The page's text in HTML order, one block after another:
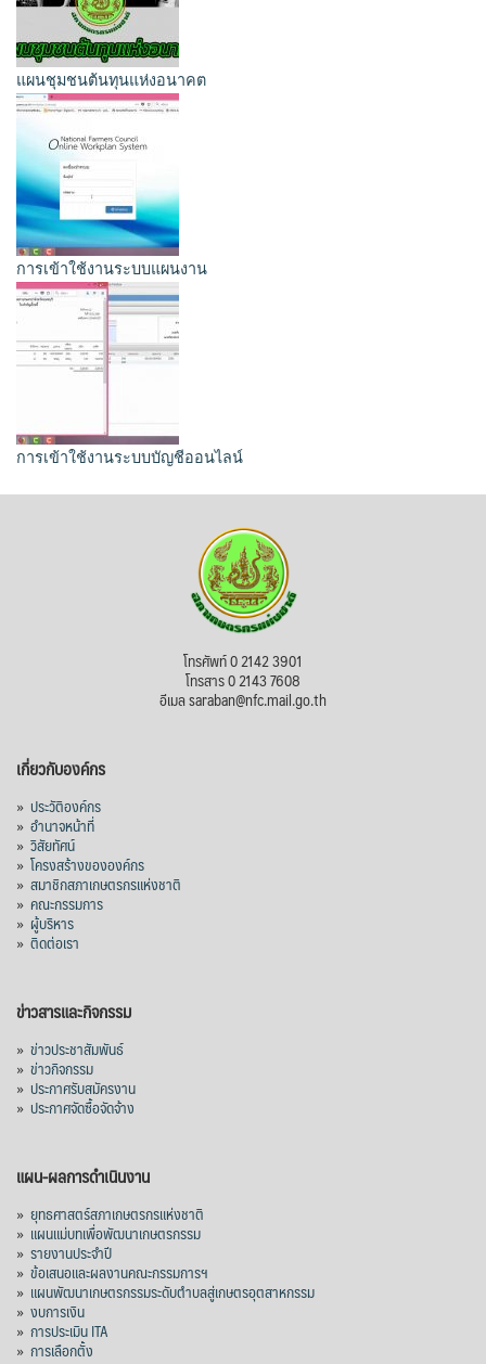
แผนชุมชนต้นทุนแห่งอนาคต
การเข้าใช้งานระบบแผนงาน
การเข้าใช้งานระบบบัญชีออนไลน์
โทรศัพท์ 0 2142 3901
โทรสาร 0 2143 7608
อีเมล saraban@nfc.mail.go.th
เกี่ยวกับองค์กร
» ประวัติองค์กร
» อำนาจหน้าที่
» วิสัยทัศน์
» โครงสร้างขององค์กร
» สมาชิกสภาเกษตรกรแห่งชาติ
» คณะกรรมการ
» ผู้บริหาร
» ติดต่อเรา
ข่าวสารและกิจกรรม
» ข่าวประชาสัมพันธ์
» ข่าวกิจกรรม
» ประกาศรับสมัครงาน
» ประกาศจัดซื้อจัดจ้าง
แผน-ผลการดำเนินงาน
» ยุทธศาสตร์สภาเกษตรกรแห่งชาติ
» แผนแม่บทเพื่อพัฒนาเกษตรกรรม
» รายงานประจำปี
» ข้อเสนอและผลงานคณะกรรมการฯ
» แผนพัฒนาเกษตรกรรมระดับตำบลสู่เกษตรอุตสาหกรรม
» งบการเงิน
» การประเมิน ITA
» การเลือกตั้ง